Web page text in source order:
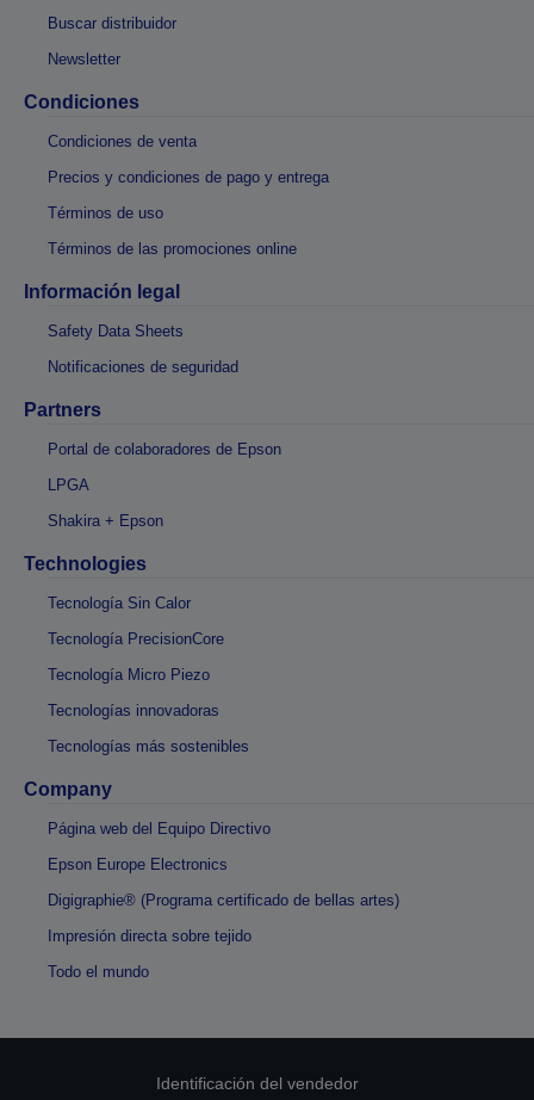
Buscar distribuidor
Newsletter
Condiciones
Condiciones de venta
Precios y condiciones de pago y entrega
Términos de uso
Términos de las promociones online
Información legal
Safety Data Sheets
Notificaciones de seguridad
Partners
Portal de colaboradores de Epson
LPGA
Shakira + Epson
Technologies
Tecnología Sin Calor
Tecnología PrecisionCore
Tecnología Micro Piezo
Tecnologías innovadoras
Tecnologías más sostenibles
Company
Página web del Equipo Directivo
Epson Europe Electronics
Digigraphie® (Programa certificado de bellas artes)
Impresión directa sobre tejido
Todo el mundo
Identificación del vendedor